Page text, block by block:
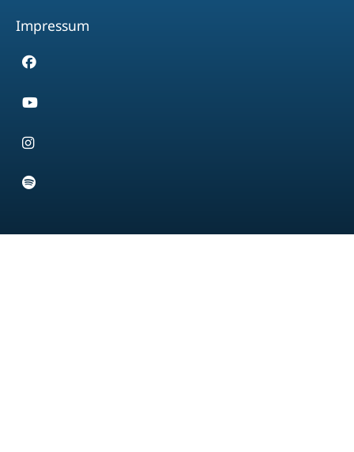
Impressum